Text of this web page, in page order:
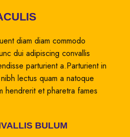
diam diam commodo
dui adipiscing convallis
parturient a.Parturient in
lectus quam a natoque
hendrerit et pharetra fames
BULUM